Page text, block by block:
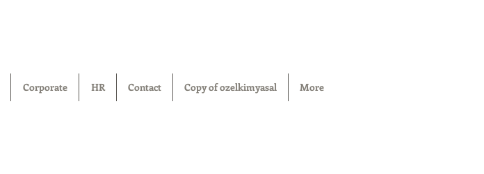
Corporate HR Contact Copy of ozelkimyasal More